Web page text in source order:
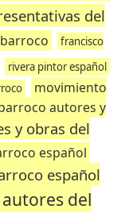
del
francisco
rivera pintor español
movimiento
autores y
y obras del
español
español
del